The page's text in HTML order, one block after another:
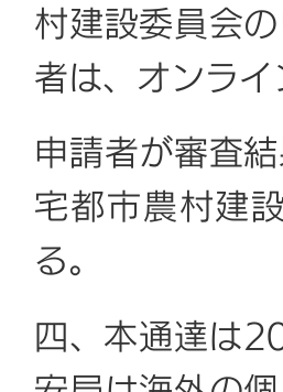
村建設委員会
者は、オンラ
申請者が審査
宅都市農村建
る。
四、本通達は